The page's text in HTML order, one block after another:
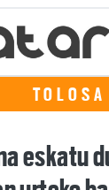
TOLOSA
eskatu